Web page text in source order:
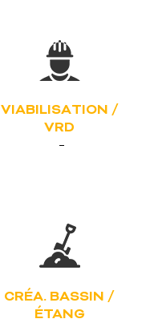
VIABILISATION /
VRD
CRÉA. BASSIN /
ÉTANG